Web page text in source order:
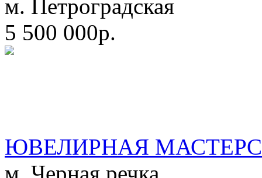
м. Петроградская
5 500 000р.
ЮВЕЛИРНАЯ